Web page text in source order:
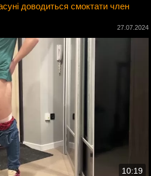
доводиться смоктати член
27.07.2024
10:19